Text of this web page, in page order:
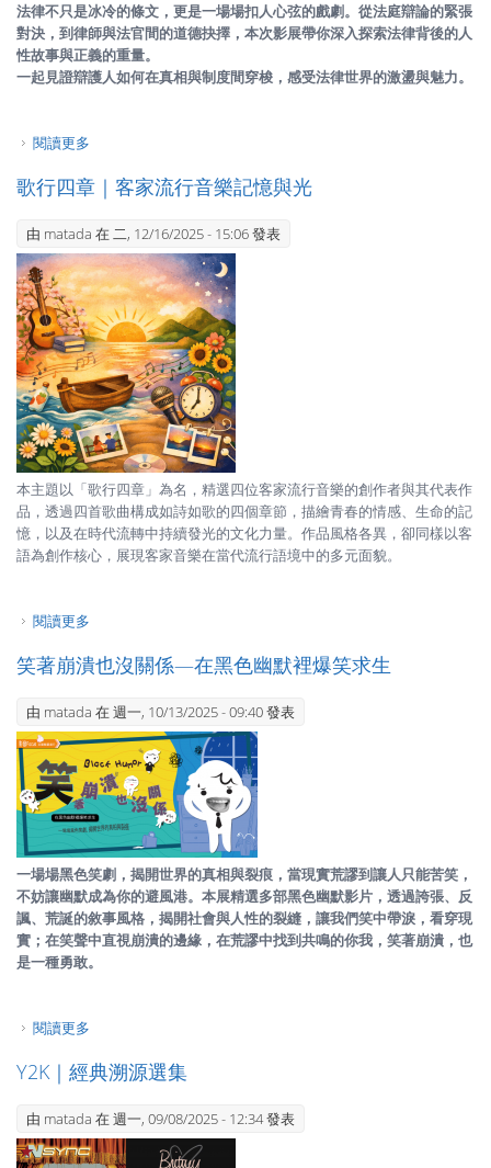
法律不只是冰冷的條文，更是一場場扣人心弦的戲劇。從法庭辯論的緊張
對決，到律師與法官間的道德抉擇，本次影展帶你深入探索法律背後的人
性故事與正義的重量。
一起見證辯護人如何在真相與制度間穿梭，感受法律世界的激盪與魅力。
閱讀更多
歌行四章｜客家流行音樂記憶與光
由 matada 在 二, 12/16/2025 - 15:06 發表
本主題以「歌行四章」為名，精選四位客家流行音樂的創作者與其代表作
品，透過四首歌曲構成如詩如歌的四個章節，描繪青春的情感、生命的記
憶，以及在時代流轉中持續發光的文化力量。作品風格各異，卻同樣以客
語為創作核心，展現客家音樂在當代流行語境中的多元面貌。
閱讀更多
笑著崩潰也沒關係—在黑色幽默裡爆笑求生
由 matada 在 週一, 10/13/2025 - 09:40 發表
一場場黑色笑劇，揭開世界的真相與裂痕，當現實荒謬到讓人只能苦笑，
不妨讓幽默成為你的避風港。本展精選多部黑色幽默影片，透過誇張、反
諷、荒誕的敘事風格，揭開社會與人性的裂縫，讓我們笑中帶淚，看穿現
實；在笑聲中直視崩潰的邊緣，在荒謬中找到共鳴的你我，笑著崩潰，也
是一種勇敢。
閱讀更多
Y2K｜經典溯源選集
由 matada 在 週一, 09/08/2025 - 12:34 發表